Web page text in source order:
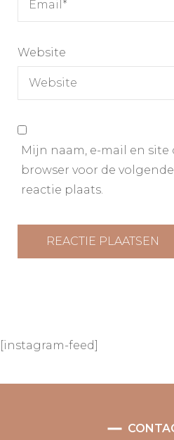
Website
Mijn naam, e-mail en site
browser voor de
reactie plaats.
[instagram-feed]